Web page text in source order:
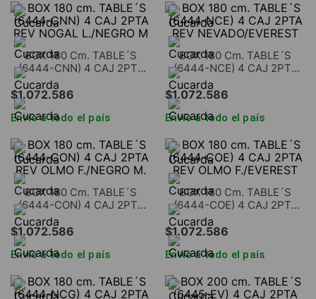
BOX 180 Cm. TABLE´S
(6444-CNN) 4 CAJ 2PTA
REV NOGAL L./NEGRO M
$1.072.586
Envío a todo el país
BOX 180 Cm. TABLE´S
(6444-NCE) 4 CAJ 2PTA
REV NEVADO/EVEREST
$1.072.586
Envío a todo el país
BOX 180 Cm. TABLE´S
(6444-CON) 4 CAJ 2PTA
REV OLMO F./NEGRO M.
$1.072.586
Envío a todo el país
BOX 180 Cm. TABLE´S
(6444-COE) 4 CAJ 2PTA
REV OLMO F./EVEREST
$1.072.586
Envío a todo el país